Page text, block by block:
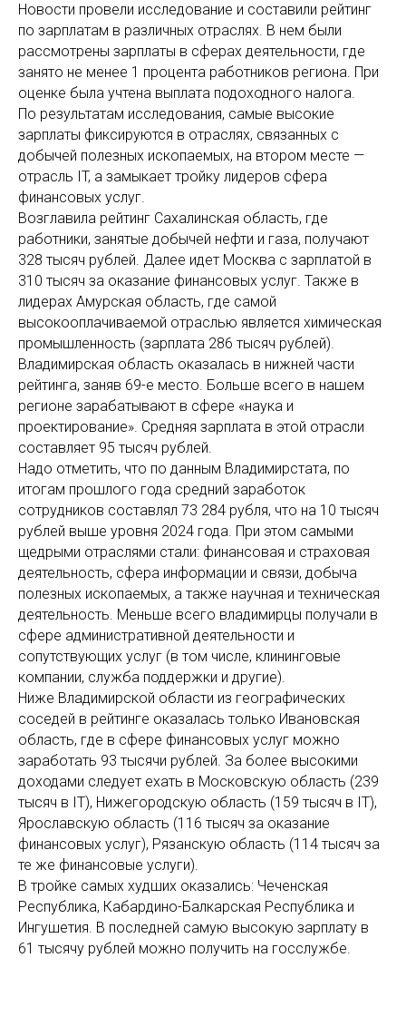
Новости провели исследование и составили рейтинг
по зарплатам в различных отраслях. В нем были
рассмотрены зарплаты в сферах деятельности, где
занято не менее 1 процента работников региона. При
оценке была учтена выплата подоходного налога.
По результатам исследования, самые высокие
зарплаты фиксируются в отраслях, связанных с
добычей полезных ископаемых, на втором месте —
отрасль IT, а замыкает тройку лидеров сфера
финансовых услуг.
Возглавила рейтинг Сахалинская область, где
работники, занятые добычей нефти и газа, получают
328 тысяч рублей. Далее идет Москва с зарплатой в
310 тысяч за оказание финансовых услуг. Также в
лидерах Амурская область, где самой
высокооплачиваемой отраслью является химическая
промышленность (зарплата 286 тысяч рублей).
Владимирская область оказалась в нижней части
рейтинга, заняв 69-е место. Больше всего в нашем
регионе зарабатывают в сфере «наука и
проектирование». Средняя зарплата в этой отрасли
составляет 95 тысяч рублей.
Надо отметить, что по данным Владимирстата, по
итогам прошлого года средний заработок
сотрудников составлял 73 284 рубля, что на 10 тысяч
рублей выше уровня 2024 года. При этом самыми
щедрыми отраслями стали: финансовая и страховая
деятельность, сфера информации и связи, добыча
полезных ископаемых, а также научная и техническая
деятельность. Меньше всего владимирцы получали в
сфере административной деятельности и
сопутствующих услуг (в том числе, клининговые
компании, служба поддержки и другие).
Ниже Владимирской области из географических
соседей в рейтинге оказалась только Ивановская
область, где в сфере финансовых услуг можно
заработать 93 тысячи рублей. За более высокими
доходами следует ехать в Московскую область (239
тысяч в IT), Нижегородскую область (159 тысяч в IT),
Ярославскую область (116 тысяч за оказание
финансовых услуг), Рязанскую область (114 тысяч за
те же финансовые услуги).
В тройке самых худших оказались: Чеченская
Республика, Кабардино-Балкарская Республика и
Ингушетия. В последней самую высокую зарплату в
61 тысячу рублей можно получить на госслужбе.